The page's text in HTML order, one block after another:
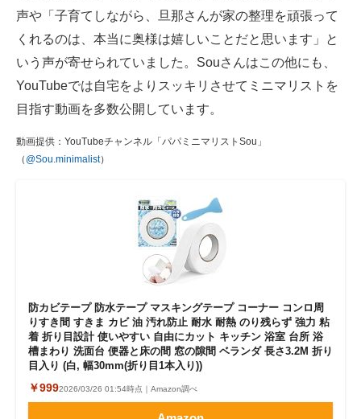
声や「子育てしながら、旦那さんが家の整理を頑張って
くれるのは、本当に奥様は嬉しいことだと思います」と
いう声が寄せられていました。Souさんはこの他にも、
YouTubeでは自宅をよりスッキリさせてミニマリストを
目指す動画を多数公開しています。
動画提供：YouTubeチャンネル「パパミニマリストSou」
（ @Sou.minimalist）
防カビテープ 防水テープ マスキングテープ コーナー コンロ周
りすき間 すきま カビ 油 汚れ防止 耐水 耐熱 のり残らず 強力 粘
着 折り目設計 使いやすい 自由にカット キッチン 浴室 台所 浴
槽まわり 洗面台 便器と床の間 窓の隙間 ベランダ 長さ3.2M 折り
目入り (白, 幅30mm(折り目1本入り))
￥9992026/03/26 01:54時点｜Amazon調べ